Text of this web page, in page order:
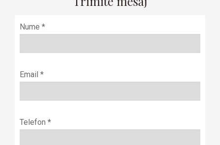
Nume *
Email *
Telefon *